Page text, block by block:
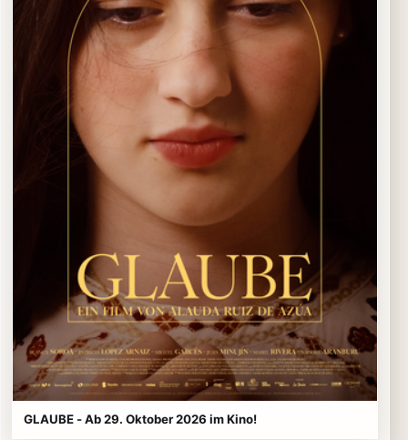
GLAUBE - Ab 29. Oktober 2026 im Kino!